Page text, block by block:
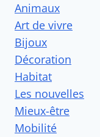
Animaux
Art de vivre
Bijoux
Décoration
Habitat
Les nouvelles
Mieux-être
Mobilité